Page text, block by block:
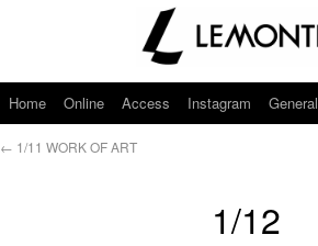
Home Online Access Instagram General
← 1/11 WORK OF ART
1/12